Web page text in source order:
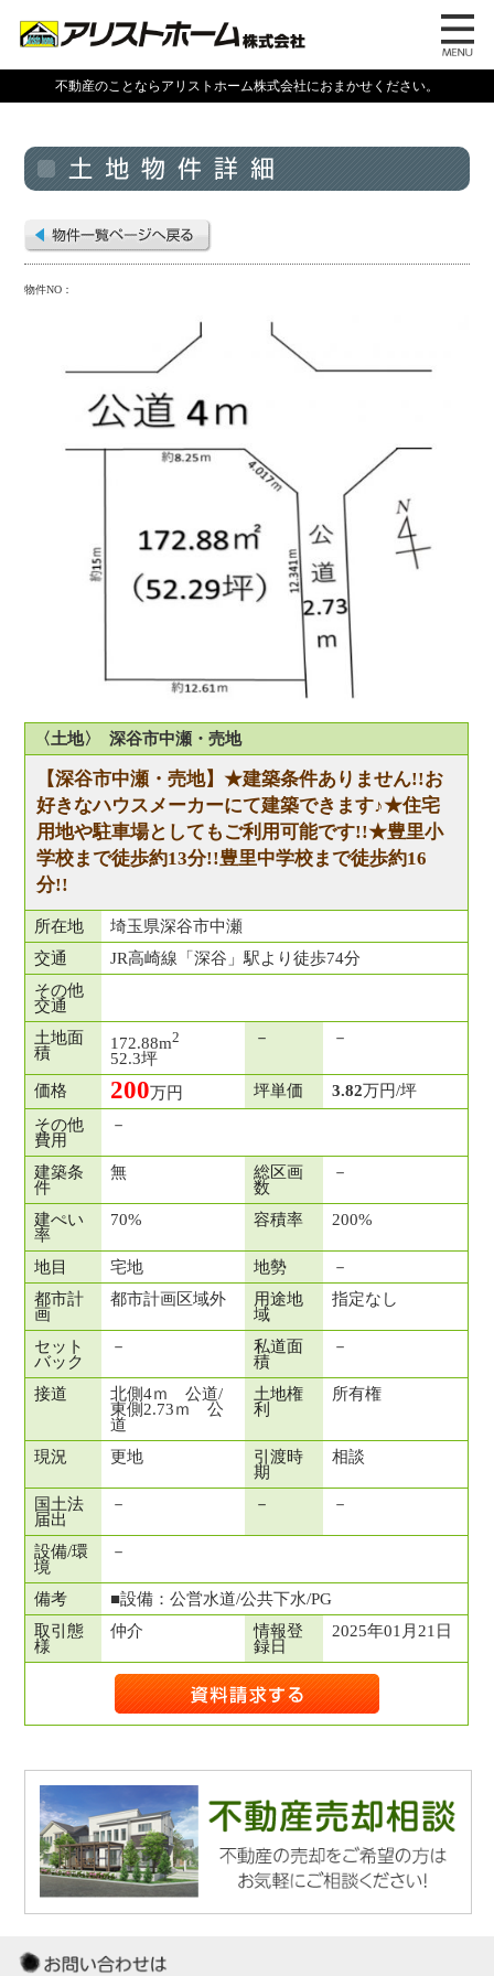
不動産のことならアリストホーム株式会社におまかせください。
物件NO：
〈土地〉 深谷市中瀬・売地
【深谷市中瀬・売地】★建築条件ありません!!お
好きなハウスメーカーにて建築できます♪★住宅
用地や駐車場としてもご利用可能です!!★豊里小
学校まで徒歩約13分!!豊里中学校まで徒歩約16
分!!
所在地
埼玉県深谷市中瀬
交通
JR高崎線「深谷」駅より徒歩74分
その他
交通
土地面
積
172.88m2
52.3坪
－ －
価格 200万円 坪単価 3.82万円/坪
その他
費用
－
建築条
件
無
総区画
数
－
建ぺい
率
70% 容積率 200%
地目 宅地 地勢
－
都市計
画
都市計画区域外
用途地
域
指定なし
セット
バック
－
私道面
積
－
接道
北側4ｍ 公道/
東側2.73ｍ 公
道
土地権
利
所有権
現況 更地
引渡時
期
相談
国土法
届出
－ － －
設備/環
境
－
備考
■設備：公営水道/公共下水/PG
取引態
様
仲介
情報登
録日
2025年01月21日